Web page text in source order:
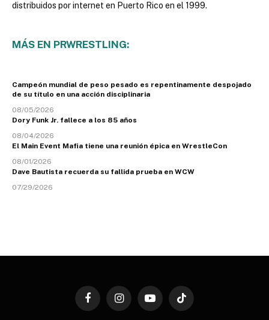
distribuidos por internet en Puerto Rico en el 1999.
MÁS EN PRWRESTLING:
Campeón mundial de peso pesado es repentinamente despojado
de su título en una acción disciplinaria
08/05/2026
Dory Funk Jr. fallece a los 85 años
08/04/2026
El Main Event Mafia tiene una reunión épica en WrestleCon
08/01/2026
Dave Bautista recuerda su fallida prueba en WCW
07/29/2026
FacebookInstagramYouTubeTikTok